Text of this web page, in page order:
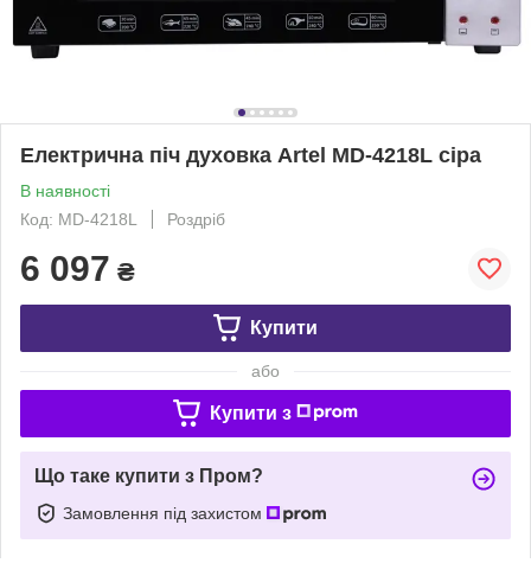
Електрична піч духовка Artel MD-4218L сіра
В наявності
Код: MD-4218L
Роздріб
6 097 ₴
Купити
або
Купити з
Що таке купити з Пром?
Замовлення під захистом